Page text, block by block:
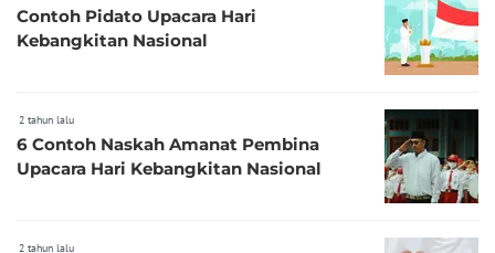
Contoh Pidato Upacara Hari
Kebangkitan Nasional
2 tahun lalu
6 Contoh Naskah Amanat Pembina
Upacara Hari Kebangkitan Nasional
2 tahun lalu